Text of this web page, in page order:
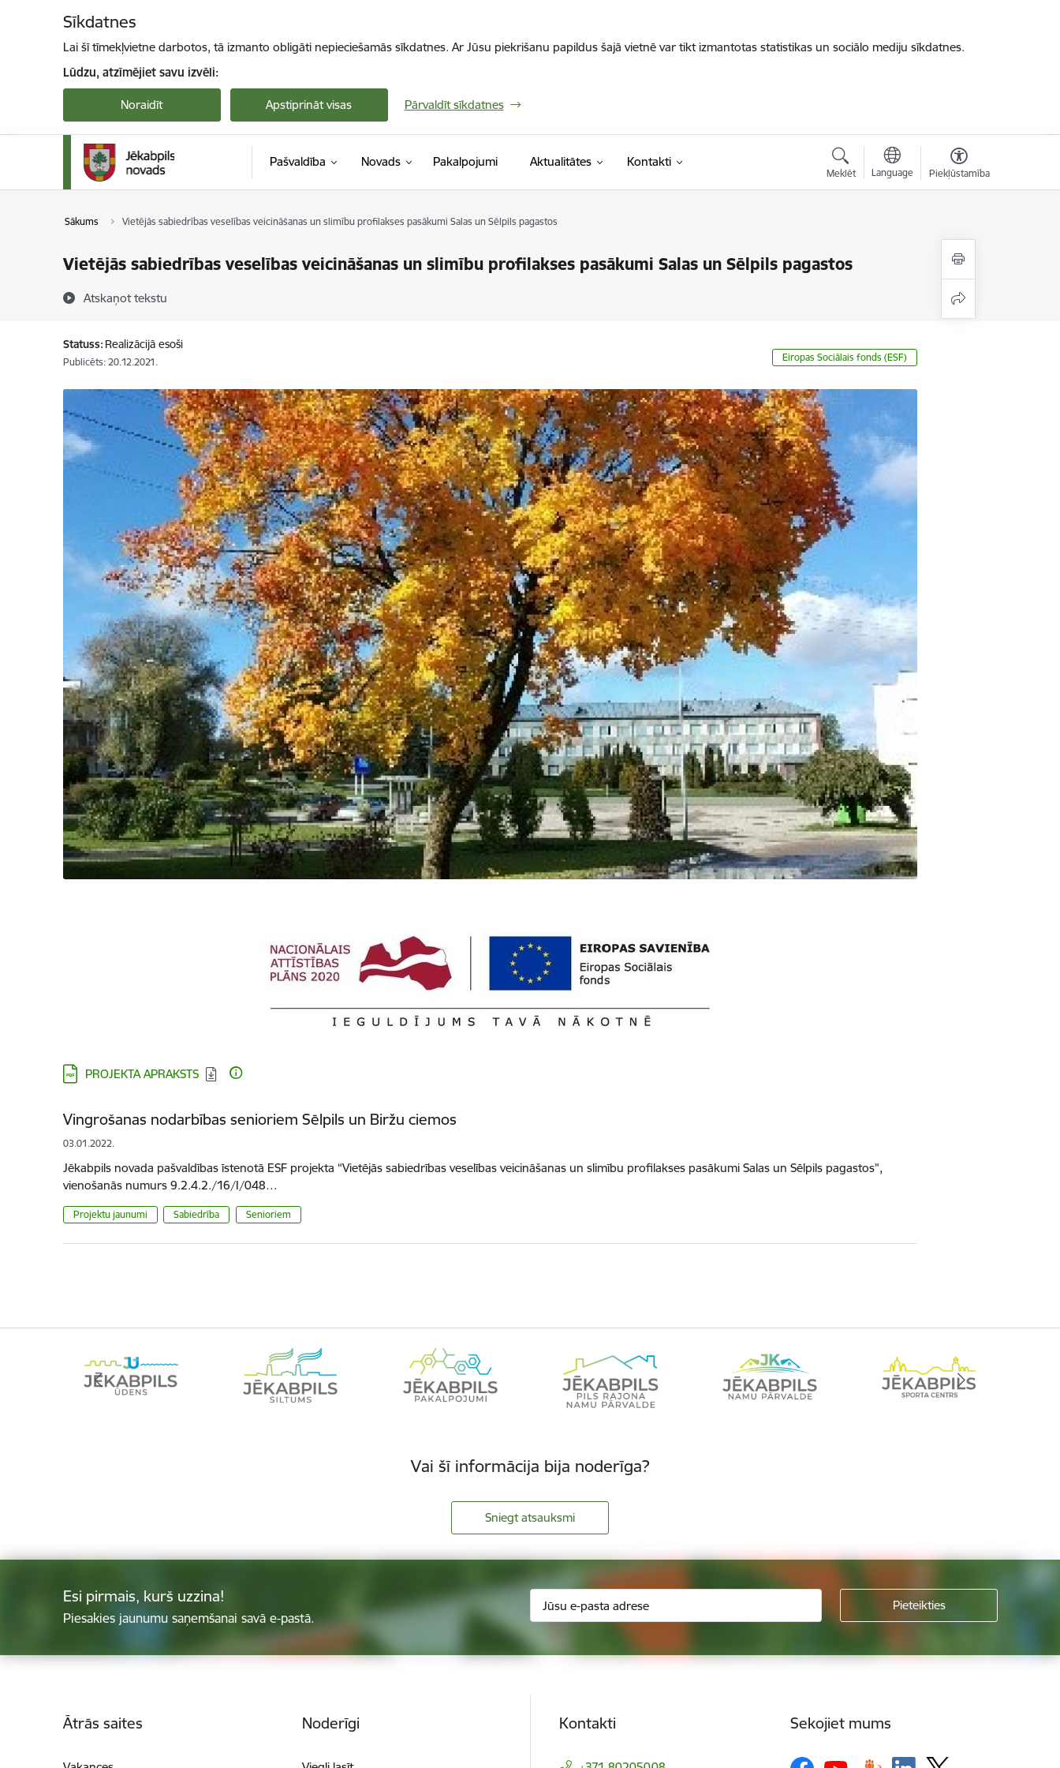
Sīkdatnes
Lai šī tīmekļvietne darbotos, tā izmanto obligāti nepieciešamās sīkdatnes. Ar Jūsu piekrišanu papildus šajā vietnē var tikt izmantotas statistikas un sociālo mediju sīkdatnes.
Lūdzu, atzīmējiet savu izvēli:
Noraidīt Apstiprināt visas Pārvaldīt sīkdatnes
Pašvaldība Novads Pakalpojumi Aktualitātes Kontakti
Meklēt Language Piekļūstamība
Sākums Vietējās sabiedrības veselības veicināšanas un slimību profilakses pasākumi Salas un Sēlpils pagastos
Vietējās sabiedrības veselības veicināšanas un slimību profilakses pasākumi Salas un Sēlpils pagastos
Atskaņot tekstu
Statuss: Realizācijā esoši
Publicēts: 20.12.2021. Eiropas Sociālais fonds (ESF)
Lejupielādēt:
PROJEKTA APRAKSTS
Vingrošanas nodarbības senioriem Sēlpils un Biržu ciemos
03.01.2022.
Jēkabpils novada pašvaldības īstenotā ESF projekta “Vietējās sabiedrības veselības veicināšanas un slimību profilakses pasākumi Salas un Sēlpils pagastos”,
vienošanās numurs 9.2.4.2./16/I/048…
Projektu jaunumi Sabiedrība Senioriem
Vai šī informācija bija noderīga?
Sniegt atsauksmi
Esi pirmais, kurš uzzina!
Piesakies jaunumu saņemšanai savā e-pastā.
Ātrās saites Noderīgi Kontakti Sekojiet mums